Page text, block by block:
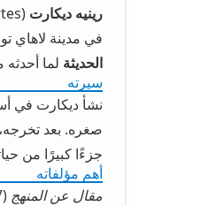
رينيه ديكارت
في مدينة لاهاي تورين بفرنسا، وتُوفي
الحديثة لما
سيرته
نشأ ديكارت في
صغره. بعد
جزءًا كبيرًا من
أهم مؤلفاته
مقال عن المنهج